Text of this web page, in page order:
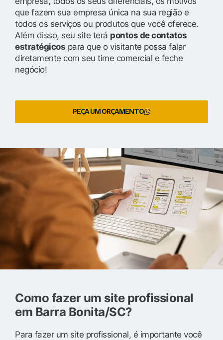
que fazem sua empresa única na sua região e
todos os serviços ou produtos que você oferece.
Além disso, seu site terá pontos de contatos
estratégicos para que o visitante possa falar
diretamente com seu time comercial e feche
negócio!
PEÇA UM ORÇAMENTO
Como fazer um site profissional
em Barra Bonita/SC?
Para fazer um site profissional, é importante você